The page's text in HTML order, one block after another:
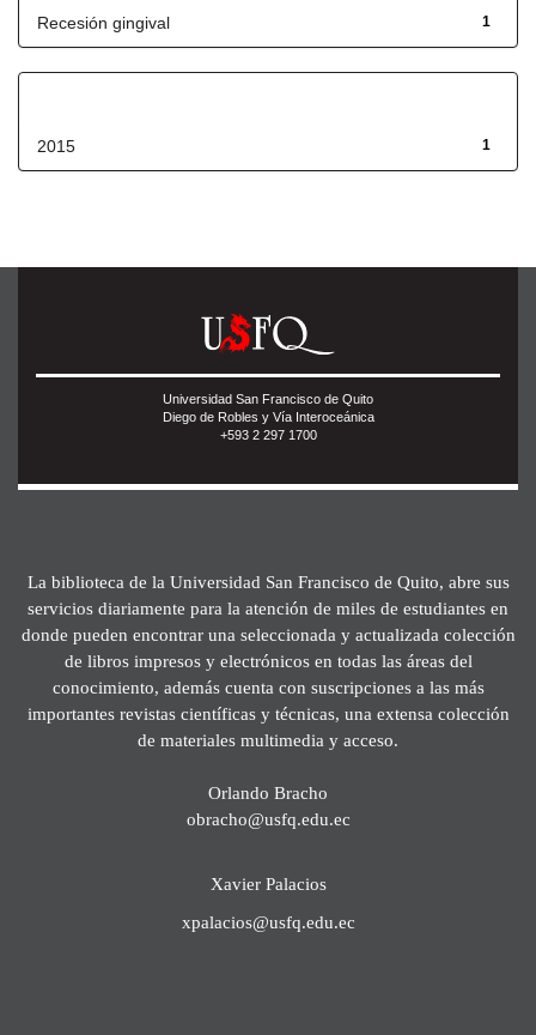
1
Recesión gingival
1
2015
Universidad San Francisco de Quito
Diego de Robles y Vía Interoceánica
+593 2 297 1700
La biblioteca de la Universidad San Francisco de Quito, abre sus
servicios diariamente para la atención de miles de estudiantes en
donde pueden encontrar una seleccionada y actualizada colección
de libros impresos y electrónicos en todas las áreas del
conocimiento, además cuenta con suscripciones a las más
importantes revistas científicas y técnicas, una extensa colección
de materiales multimedia y acceso.
Orlando Bracho
obracho@usfq.edu.ec
Xavier Palacios
xpalacios@usfq.edu.ec